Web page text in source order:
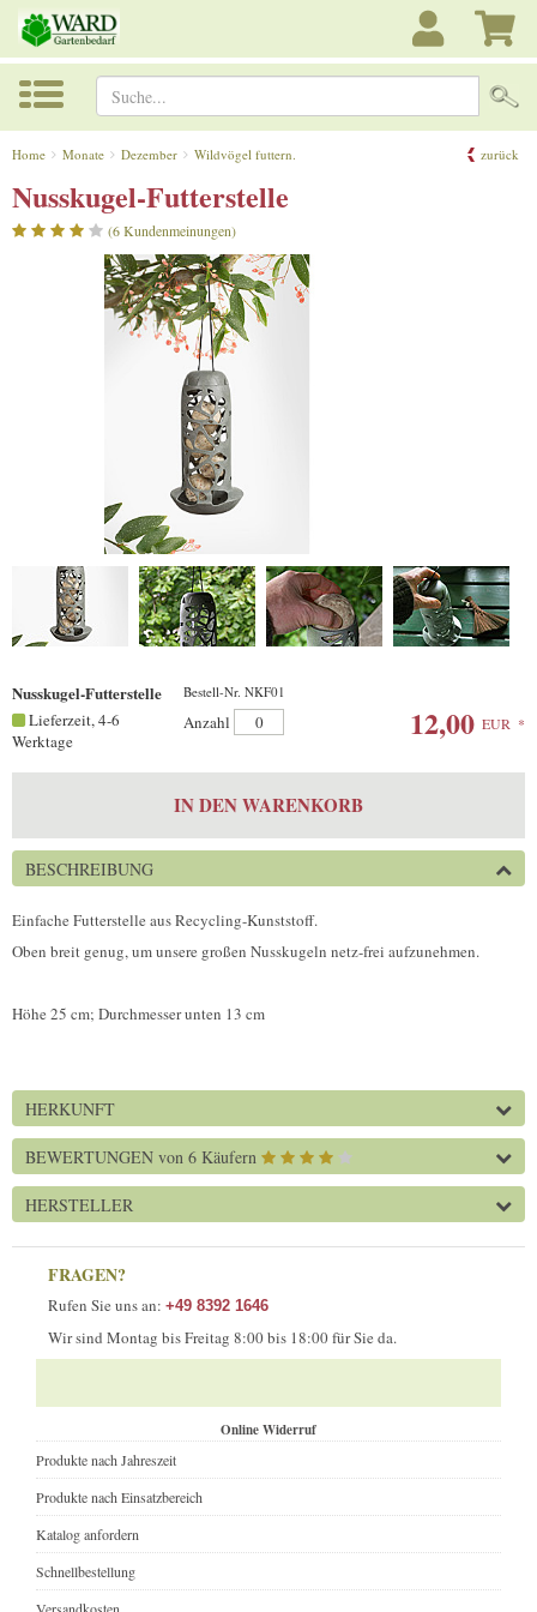
Suche...
Home Monate Dezember Wildvögel futtern. zurück
Nusskugel-Futterstelle
(6 Kundenmeinungen)
Nusskugel-Futterstelle Bestell-Nr. NKF01
Lieferzeit, 4-6
Werktage
Anzahl 12,00 EUR *
IN DEN WARENKORB
BESCHREIBUNG
Einfache Futterstelle aus Recycling-Kunststoff.
Oben breit genug, um unsere großen Nusskugeln netz-frei aufzunehmen.
Höhe 25 cm; Durchmesser unten 13 cm
HERKUNFT
BEWERTUNGEN von 6 Käufern
HERSTELLER
FRAGEN?
Rufen Sie uns an: +49 8392 1646
Wir sind Montag bis Freitag 8:00 bis 18:00 für Sie da.
Online Widerruf
Produkte nach Jahreszeit
Produkte nach Einsatzbereich
Katalog anfordern
Schnellbestellung